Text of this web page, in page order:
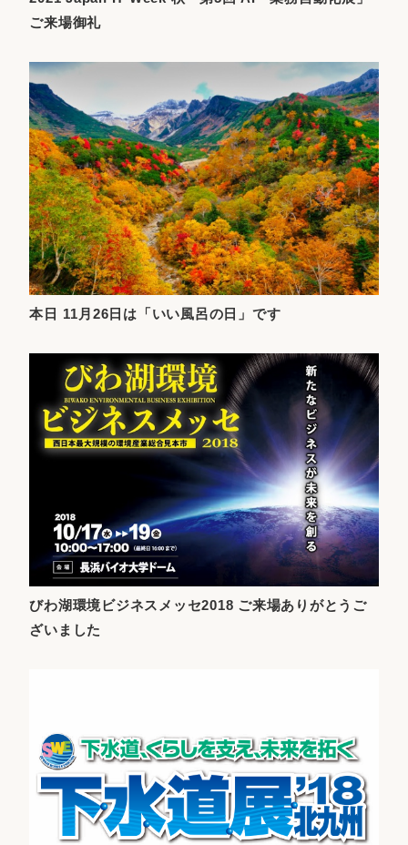
ご来場御礼
本日 11月26日は「いい風呂の日」です
びわ湖環境ビジネスメッセ2018 ご来場ありがとうご
ざいました